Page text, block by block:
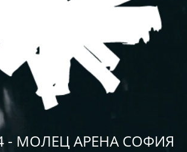
- МОЛЕЦ АРЕНА СОФИЯ